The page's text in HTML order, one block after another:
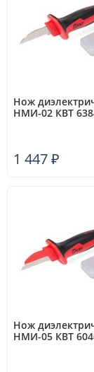
Нож
НМИ-02 КВТ
1 447₽
Нож
НМИ-05 КВТ